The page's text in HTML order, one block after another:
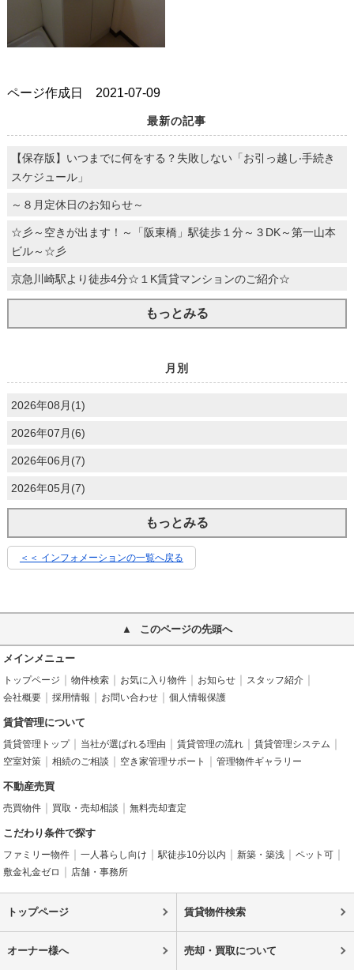
ページ作成日 2021-07-09
最新の記事
【保存版】いつまでに何をする？失敗しない「お引っ越し‧⼿続き
スケジュール」
～８月定休日のお知らせ～
☆彡～空きが出ます！～「阪東橋」駅徒歩１分～３DK～第一山本
ビル～☆彡
京急川崎駅より徒歩4分☆１K賃貸マンションのご紹介☆
もっとみる
月別
2026年08月(1)
2026年07月(6)
2026年06月(7)
2026年05月(7)
もっとみる
＜＜ インフォメーションの一覧へ戻る
このページの先頭へ
メインメニュー
トップページ 物件検索 お気に入り物件 お知らせ
スタッフ紹介
会社概要
採用情報 お問い合わせ 個人情報保護
賃貸管理について
賃貸管理トップ 当社が選ばれる理由 賃貸管理の流れ
賃貸管理システム
空室対策
相続のご相談 空き家管理サポート 管理物件ギャラリー
不動産売買
売買物件 買取・売却相談 無料売却査定
こだわり条件で探す
ファミリー物件 一人暮らし向け 駅徒歩10分以内 新築・築浅
ペット可
敷金礼金ゼロ
店舗・事務所
トップページ 賃貸物件検索
オーナー様へ 売却・買取について